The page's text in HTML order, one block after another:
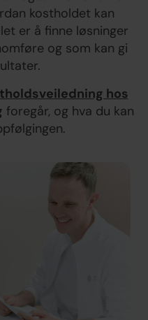
kostholdet kan
er å finne løsninger
og som kan gi
hos
foregår, og hva du kan